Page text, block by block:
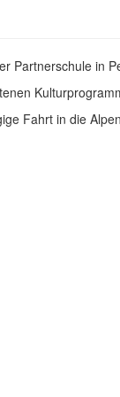
Partnerschule in
Fahrt in die